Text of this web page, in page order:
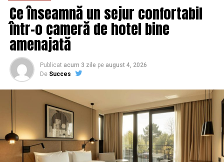
Dacian Cioloş – 15
ARTICOLE PE ACEIASI TEMA: PRIMA
URMATORUL
Incredibil! Orașul din România cu un nivel de trai mai
bun decât Miami sau Los Angeles / Comisarul de
Prahova – Comisarul de Prahova
Ultimul sondaj cutremură scena politică! Cât de mult a
scăzut PSD în sondaje și cine l-ar învinge pe Klaus
Iohannis la prezidențiale! Cifrele sunt neașteptate |
Capitala24
Ce înseamnă un sejur confortabil
într-o cameră de hotel bine
amenajată
Publicat acum 3 zile pe august 4, 2026
De Succes